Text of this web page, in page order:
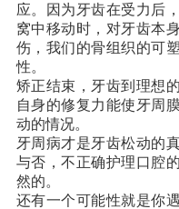
应。因为牙齿在受力后
窝中移动时，对牙齿本
伤，我们的骨组织的可
性。
矫正结束，牙齿到理想
自身的修复力能使牙周
动的情况。
牙周病才是牙齿松动的
与否，不正确护理口腔
然的。
还有一个可能性就是你